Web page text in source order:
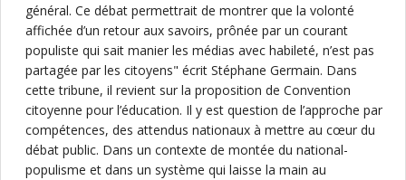
général. Ce débat permettrait de montrer que la volonté
affichée d’un retour aux savoirs, prônée par un courant
populiste qui sait manier les médias avec habileté, n’est pas
partagée par les citoyens" écrit Stéphane Germain. Dans
cette tribune, il revient sur la proposition de Convention
citoyenne pour l’éducation. Il y est question de l’approche par
compétences, des attendus nationaux à mettre au cœur du
débat public. Dans un contexte de montée du national-
populisme et dans un système qui laisse la main au